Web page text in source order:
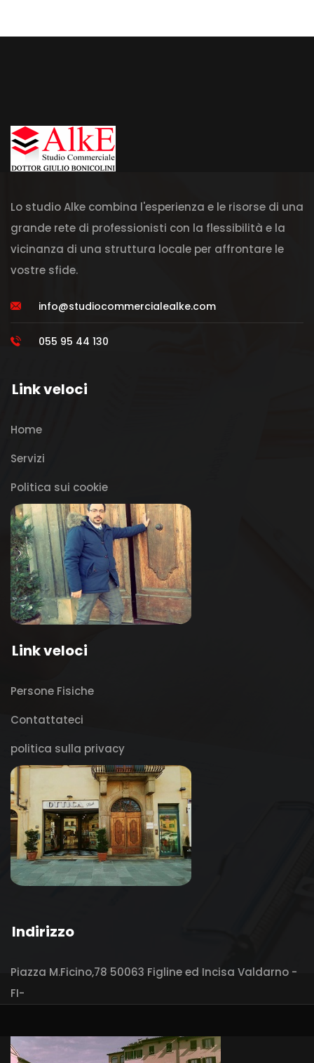
Lo studio Alke combina l'esperienza e le risorse di una
grande rete di professionisti con la flessibilità e la
vicinanza di una struttura locale per affrontare le
vostre sfide.
info@studiocommercialealke.com
055 95 44 130
Link veloci
Home
Servizi
Politica sui cookie
Link veloci
Persone Fisiche
Contattateci
politica sulla privacy
Indirizzo
Piazza M.Ficino,78 50063 Figline ed Incisa Valdarno -
FI-